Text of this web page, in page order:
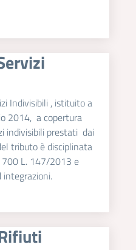
Indivisibili , istituito a
2014, a copertura
indivisibili prestati dai
tributo è disciplinata
700 L. 147/2013 e
integrazioni.